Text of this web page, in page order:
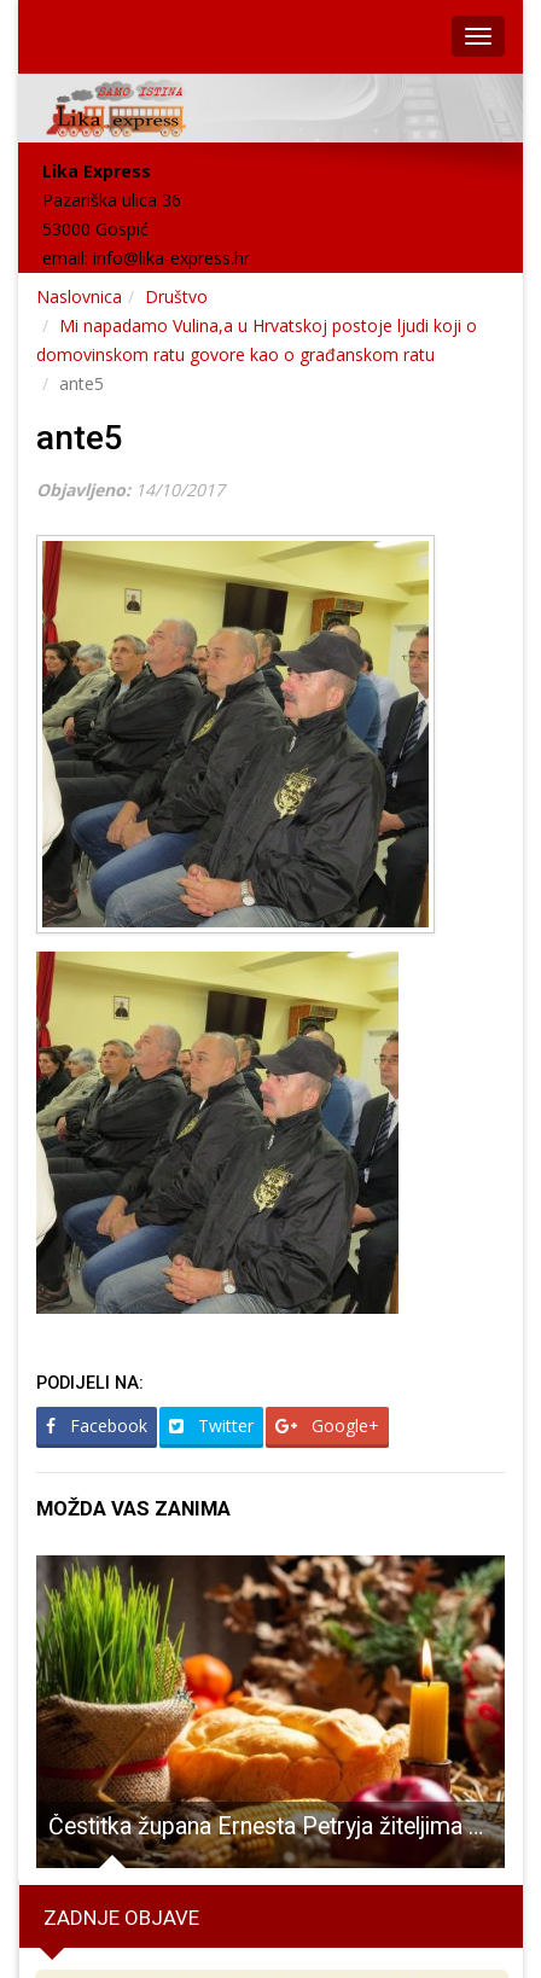
Lika Express
Pazariška ulica 36
53000 Gospić
email: info@lika-express.hr
Naslovnica
Društvo
Mi napadamo Vulina,a u Hrvatskoj postoje ljudi koji o
domovinskom ratu govore kao o građanskom ratu
ante5
ante5
Objavljeno: 14/10/2017
PODIJELI NA:
Facebook Twitter Google+
MOŽDA VAS ZANIMA
Čestitka župana Ernesta Petryja žiteljima Ličko-senjske županije koji Božić slave prema julijanskom kalendaru
ZADNJE OBJAVE